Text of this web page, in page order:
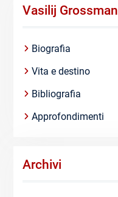
Vasilij Grossman
Biografia
Vita e destino
Bibliografia
Approfondimenti
Archivi